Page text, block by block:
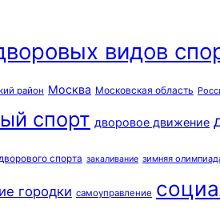
видов
район Москва Московская область
спорт дворовое движение
спорта закаливание зимняя
городки самоуправление